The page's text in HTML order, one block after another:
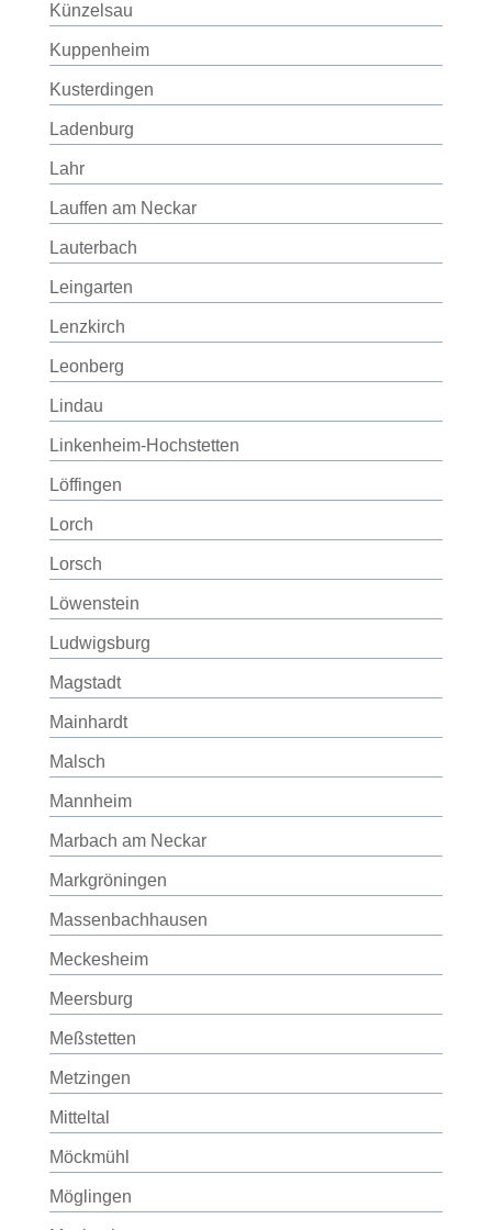
Künzelsau
Kuppenheim
Kusterdingen
Ladenburg
Lahr
Lauffen am Neckar
Lauterbach
Leingarten
Lenzkirch
Leonberg
Lindau
Linkenheim-Hochstetten
Löffingen
Lorch
Lorsch
Löwenstein
Ludwigsburg
Magstadt
Mainhardt
Malsch
Mannheim
Marbach am Neckar
Markgröningen
Massenbachhausen
Meckesheim
Meersburg
Meßstetten
Metzingen
Mitteltal
Möckmühl
Möglingen